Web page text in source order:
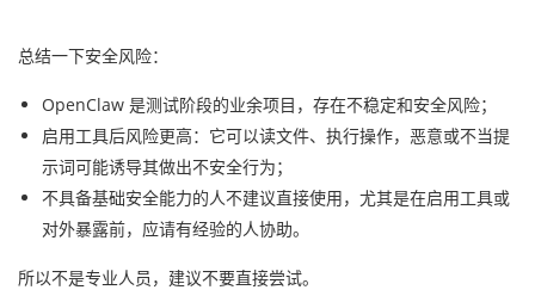
总结一下安全风险：
OpenClaw 是测试阶段的业余项目，存在不稳定和安全风险；
启用工具后风险更高：它可以读文件、执行操作，恶意或不当提
示词可能诱导其做出不安全行为；
不具备基础安全能力的人不建议直接使用，尤其是在启用工具或
对外暴露前，应请有经验的人协助。
所以不是专业人员，建议不要直接尝试。